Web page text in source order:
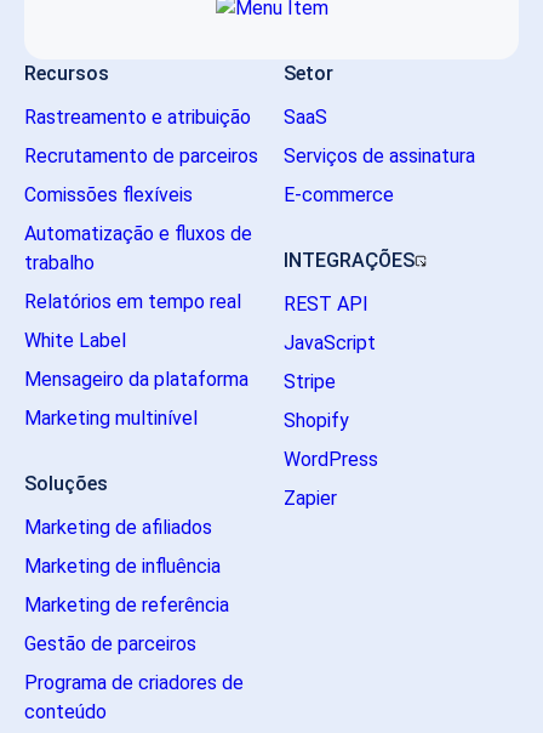
Recursos
Rastreamento e atribuição
Recrutamento de parceiros
Comissões flexíveis
Automatização e fluxos de
trabalho
Relatórios em tempo real
White Label
Mensageiro da plataforma
Marketing multinível
Soluções
Marketing de afiliados
Marketing de influência
Marketing de referência
Gestão de parceiros
Programa de criadores de
conteúdo
Setor
SaaS
Serviços de assinatura
E-commerce
INTEGRAÇÕES
REST API
JavaScript
Stripe
Shopify
WordPress
Zapier